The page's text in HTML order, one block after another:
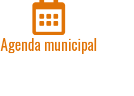
Agenda municipal